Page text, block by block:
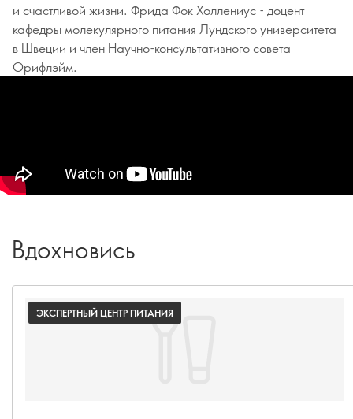
и счастливой жизни. Фрида Фок Холлениус - доцент
кафедры молекулярного питания Лундского университета
в Швеции и член Научно-консультативного совета
Орифлэйм.
Вдохновись
ЭКСПЕРТНЫЙ ЦЕНТР ПИТАНИЯ